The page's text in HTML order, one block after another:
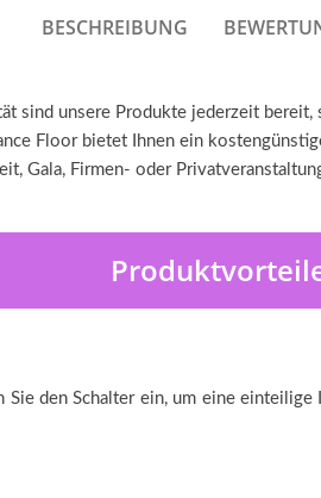
BESCHREIBUNG
sind unsere Produkte jederzeit
Floor bietet Ihnen ein
Gala, Firmen- oder
den Schalter ein, um eine